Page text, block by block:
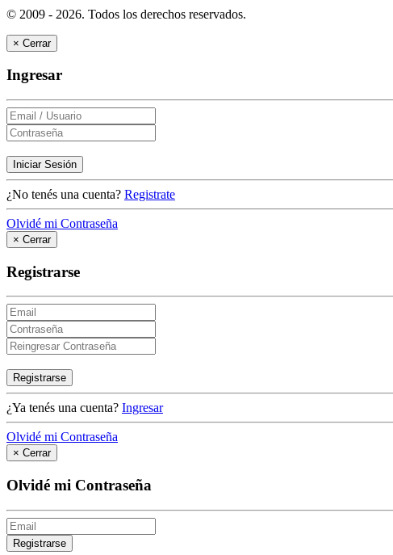
© 2009 - 2026. Todos los derechos reservados.
× Cerrar
Ingresar
Iniciar Sesión
¿No tenés una cuenta? Registrate
Olvidé mi Contraseña
× Cerrar
Registrarse
Registrarse
¿Ya tenés una cuenta? Ingresar
Olvidé mi Contraseña
× Cerrar
Olvidé mi Contraseña
Registrarse